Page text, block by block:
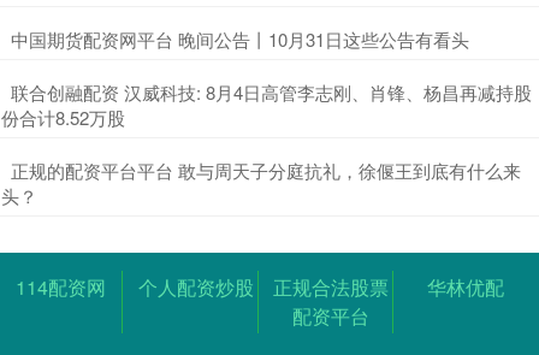
​中国期货配资网平台 晚间公告丨10月31日这些公告有看头
​联合创融配资 汉威科技: 8月4日高管李志刚、肖锋、杨昌再减持股
份合计8.52万股
​正规的配资平台平台 敢与周天子分庭抗礼，徐偃王到底有什么来
头？
114配资网 个人配资炒股
正规合法股票
配资平台
华林优配